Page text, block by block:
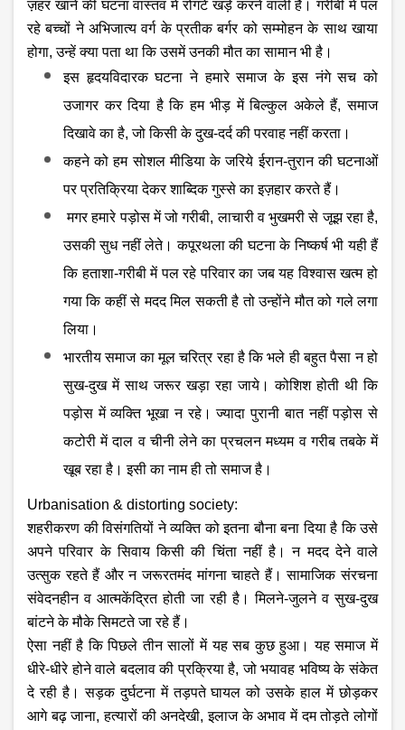
ज़हर खाने की घटना वास्तव में रोंगटे खड़े करने वाली है। गरीबी में पल
रहे बच्चों ने अभिजात्य वर्ग के प्रतीक बर्गर को सम्मोहन के साथ खाया
होगा, उन्हें क्या पता था कि उसमें उनकी मौत का सामान भी है।
इस हृदयविदारक घटना ने हमारे समाज के इस नंगे सच को
उजागर कर दिया है कि हम भीड़ में बिल्कुल अकेले हैं, समाज
दिखावे का है, जो किसी के दुख-दर्द की परवाह नहीं करता।
कहने को हम सोशल मीडिया के जरिये ईरान-तुरान की घटनाओं
पर प्रतिक्रिया देकर शाब्दिक गुस्से का इज़हार करते हैं।
मगर हमारे पड़ोस में जो गरीबी, लाचारी व भुखमरी से जूझ रहा है,
उसकी सुध नहीं लेते। कपूरथला की घटना के निष्कर्ष भी यही हैं
कि हताशा-गरीबी में पल रहे परिवार का जब यह विश्वास खत्म हो
गया कि कहीं से मदद मिल सकती है तो उन्होंने मौत को गले लगा
लिया।
भारतीय समाज का मूल चरित्र रहा है कि भले ही बहुत पैसा न हो
सुख-दुख में साथ जरूर खड़ा रहा जाये। कोशिश होती थी कि
पड़ोस में व्यक्ति भूखा न रहे। ज्यादा पुरानी बात नहीं पड़ोस से
कटोरी में दाल व चीनी लेने का प्रचलन मध्यम व गरीब तबके में
खूब रहा है। इसी का नाम ही तो समाज है।
Urbanisation & distorting society:
शहरीकरण की विसंगतियों ने व्यक्ति को इतना बौना बना दिया है कि उसे
अपने परिवार के सिवाय किसी की चिंता नहीं है। न मदद देने वाले
उत्सुक रहते हैं और न जरूरतमंद मांगना चाहते हैं। सामाजिक संरचना
संवेदनहीन व आत्मकेंद्रित होती जा रही है। मिलने-जुलने व सुख-दुख
बांटने के मौके सिमटते जा रहे हैं।
ऐसा नहीं है कि पिछले तीन सालों में यह सब कुछ हुआ। यह समाज में
धीरे-धीरे होने वाले बदलाव की प्रक्रिया है, जो भयावह भविष्य के संकेत
दे रही है। सड़क दुर्घटना में तड़पते घायल को उसके हाल में छोड़कर
आगे बढ़ जाना, हत्यारों की अनदेखी, इलाज के अभाव में दम तोड़ते लोगों